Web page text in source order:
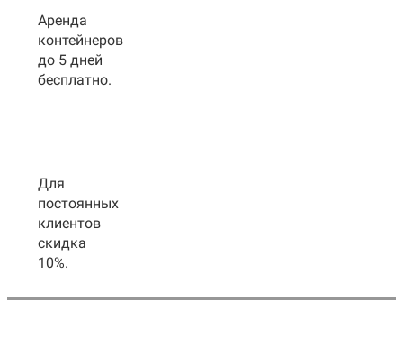
Аренда
контейнеров
до 5 дней
бесплатно.
Для
постоянных
клиентов
скидка
10%.